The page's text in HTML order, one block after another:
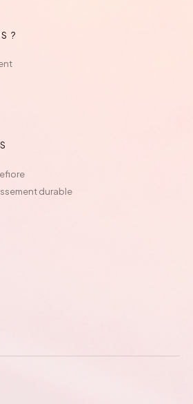
?
durable